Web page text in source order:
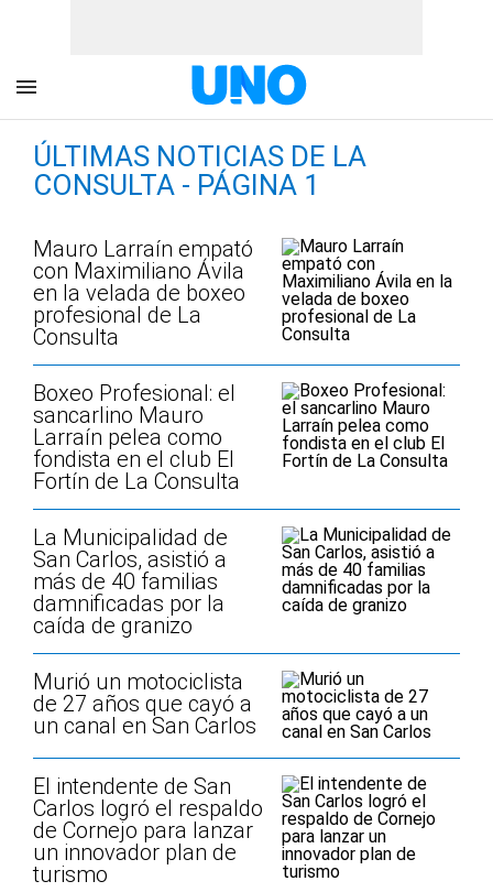
ÚLTIMAS NOTICIAS DE LA
CONSULTA - PÁGINA 1
Mauro Larraín empató
con Maximiliano Ávila
en la velada de boxeo
profesional de La
Consulta
Boxeo Profesional: el
sancarlino Mauro
Larraín pelea como
fondista en el club El
Fortín de La Consulta
La Municipalidad de
San Carlos, asistió a
más de 40 familias
damnificadas por la
caída de granizo
Murió un motociclista
de 27 años que cayó a
un canal en San Carlos
El intendente de San
Carlos logró el respaldo
de Cornejo para lanzar
un innovador plan de
turismo